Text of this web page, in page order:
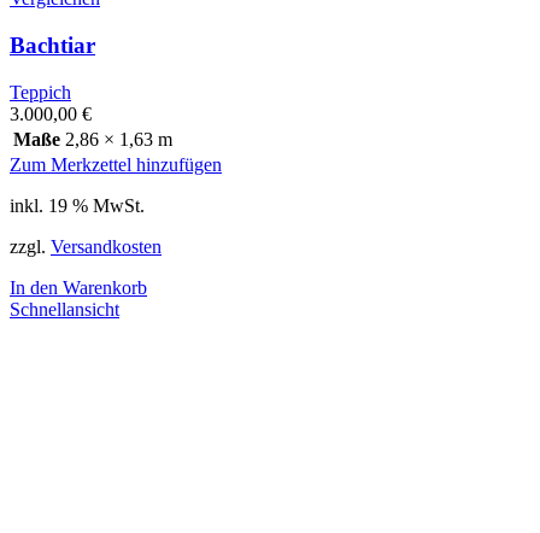
Bachtiar
Teppich
3.000,00 €
Maße 2,86 × 1,63 m
Zum Merkzettel hinzufügen
inkl. 19 % MwSt.
zzgl. Versandkosten
In den Warenkorb
Schnellansicht